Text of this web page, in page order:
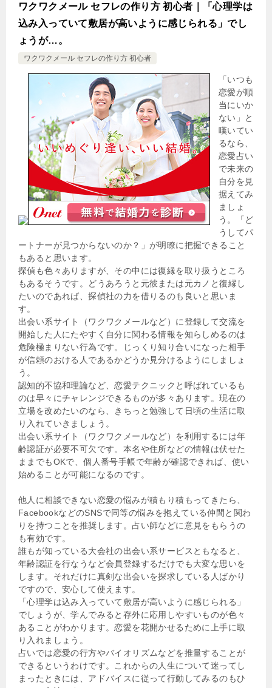
ワクワクメール セフレの作り方 初心者｜「心理学は
込み入っていて敷居が高いように感じられる」でし
ょうが…。
ワクワクメール セフレの作り方 初心者
「いつも
恋愛が順
当にいか
ない」と
嘆いてい
るなら、
恋愛占い
で未来の
自分を見
据えてみ
ましょ
う。「ど
うしてパ
ートナーが見つからないのか？」が明瞭に把握できること
もあると思います。
探偵も色々ありますが、その中には復縁を取り扱うところ
もあるそうです。どうあろうと元彼または元カノと復縁し
たいのであれば、探偵社の力を借りるのも良いと思いま
す。
出会い系サイト（ワクワクメールなど）に登録して交流を
開始した人にたやすく自分に関わる情報を知らしめるのは
危険極まりない行為です。じっくり知り合いになった相手
が信頼のおける人であるかどうか見分けるようにしましょ
う。
認知的不協和理論など、恋愛テクニックと呼ばれているも
のは早々にチャレンジできるものが多々あります。現在の
立場を改めたいのなら、きちっと勉強して日頃の生活に取
り入れていきましょう。
出会い系サイト（ワクワクメールなど）を利用するには年
齢認証が必要不可欠です。本名や住所などの情報は伏せた
ままでもOKで、個人番号手帳で年齢が確認できれば、使い
始めることが可能になるのです。
他人に相談できない恋愛の悩みが積もり積もってきたら、
FacebookなどのSNSで同等の悩みを抱えている仲間と関わ
りを持つことを推奨します。占い師などに意見をもらうの
も有効です。
誰もが知っている大会社の出会い系サービスともなると、
年齢認証を行なうなど会員登録するだけでも大変な思いを
します。それだけに真剣な出会いを探求している人ばかり
ですので、安心して使えます。
「心理学は込み入っていて敷居が高いように感じられる」
でしょうが、学んでみると存外に応用しやすいものが色々
あることがわかります。恋愛を花開かせるために上手に取
り入れましょう。
占いでは恋愛の行方やバイオリズムなどを推量することが
できるというわけです。これからの人生について迷ってし
まったときには、アドバイスに従って行動してみるのもひ